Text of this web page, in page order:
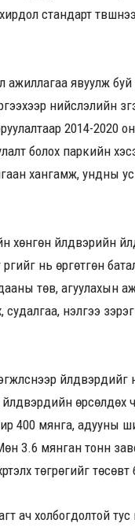
стандарт
явуулж буй
нийслэлийн
2014-
болох паркийн
хангамж, ундны
үйлдвэрийн
нь өргөтгөн
төв, агуулахын
судалгаа, үнэлгээ
өрсөлдөх
400 мянга, адууны
3.6 мянган тонн
төгрөгийг
ач холбогдолтой